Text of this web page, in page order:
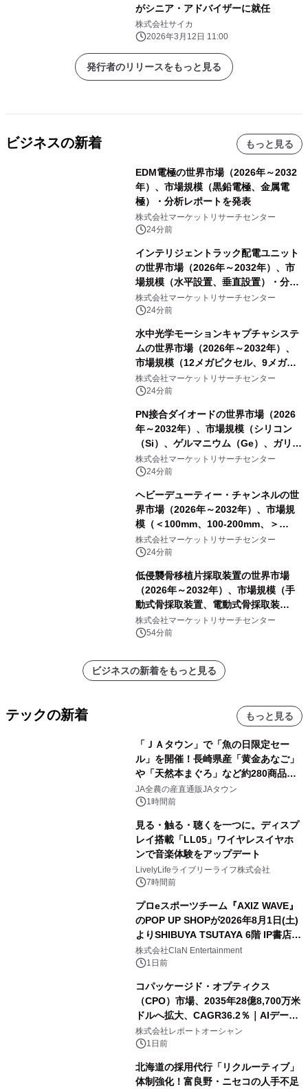
がシニア・アドバイザーに就任
株式会社サイカ
2026年3月12日 11:00
発行者のリリースをもっと見る
ビジネスの新着 もっと見る
EDM電極の世界市場（2026年～2032
年）、市場規模（黒鉛電極、金属電
極）・分析レポートを発表
株式会社マーケットリサーチセンター
24分前
インテリジェントラック配電ユニット
の世界市場（2026年～2032年）、市
場規模（水平設置、垂直設置）・分析
レポートを発表
株式会社マーケットリサーチセンター
24分前
水中光学モーションキャプチャシステ
ムの世界市場（2026年～2032年）、
市場規模（12メガピクセル、9メガピ
クセル、4メガピクセル、2メガピクセ
ル、その他）・分析レポートを発表
株式会社マーケットリサーチセンター
24分前
PN接合ダイオードの世界市場（2026
年～2032年）、市場規模（シリコン
（Si）、ゲルマニウム（Ge）、ガリウ
ムヒ素（GaAs）、炭化ケイ素
（SiC）、窒化ガリウム（GaN））・
株式会社マーケットリサーチセンター
24分前
ヘビーデューティー・チャンネルの世
界市場（2026年～2032年）、市場規
模（＜100mm、100-200mm、＞
200mm）・分析レポートを発表
株式会社マーケットリサーチセンター
24分前
低侵襲骨移植片採取装置の世界市場
（2026年～2032年）、市場規模（手
動式骨採取装置、電動式骨採取装
置）・分析レポートを発表
株式会社マーケットリサーチセンター
54分前
ビジネスの新着をもっと見る
テックの新着 もっと見る
「ＪＡタウン」で「魚の日限定セー
ル」を開催！長崎県産「黄金あなご」
や「天然本まぐろ」など約280商品を
販売！～毎月１０日の定例企画～
JA全農の産直通販JAタウン
1時間前
見る・触る・聴くを一つに。ディスプ
レイ搭載「LL05」ワイヤレスイヤホ
ンで音楽体験をアップデート
LivelyLifeライブリーライフ株式会社
7時間前
プロeスポーツチーム『AXIZ WAVE』
のPOP UP SHOPが2026年8月1日(土)
よりSHIBUYA TSUTAYA 6階 IP書店で
開催決定！！
株式会社ClaN Entertainment
1日前
コパッケージド・オプティクス
（CPO）市場、2035年28億8,700万米
ドルへ拡大、CAGR36.2％｜AIデータ
センター・高速光通信需要が成長を加
速
株式会社レポートオーシャン
1日前
北海道の採用代行「リクルーティブ」
体制強化！富良野・ニセコの人手不足